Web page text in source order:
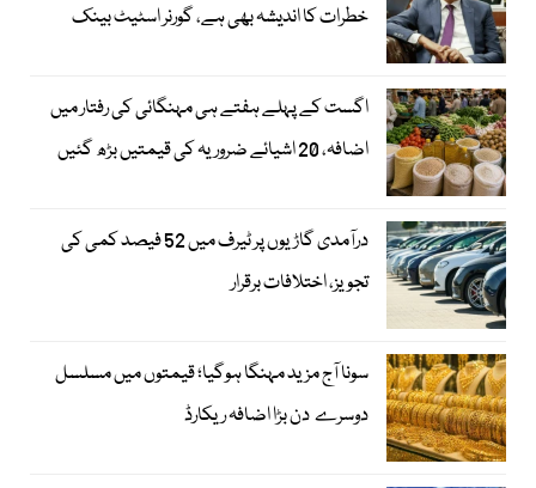
خطرات کا اندیشہ بھی ہے، گورنر اسٹیٹ بینک
اگست کے پہلے ہفتے ہی مہنگائی کی رفتار میں
اضافہ، 20 اشیائے ضروریہ کی قیمتیں بڑھ گئیں
درآمدی گاڑیوں پر ٹیرف میں 52 فیصد کمی کی
تجویز، اختلافات برقرار
سونا آج مزید مہنگا ہوگیا؛ قیمتوں میں مسلسل
دوسرے دن بڑا اضافہ ریکارڈ